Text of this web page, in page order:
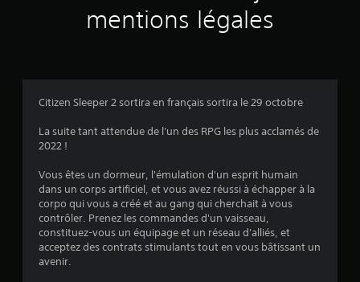
9
a
v
i
e
s
u
e
e
s
e
t
e
s
m
s
a
s
v
o
i
r
a
p
t
l
j
u
p
a
u
s
e
à
mentions légales
Citizen Sleeper 2 sortira en français sortira le 29 octobre
La suite tant attendue de l'un des RPG les plus acclamés de
2022 !
Vous êtes un dormeur, l'émulation d'un esprit humain
dans un corps artificiel, et vous avez réussi à échapper à la
corpo qui vous a créé et au gang qui cherchait à vous
contrôler. Prenez les commandes d'un vaisseau,
constituez-vous un équipage et un réseau d'alliés, et
acceptez des contrats stimulants tout en vous bâtissant un
avenir.